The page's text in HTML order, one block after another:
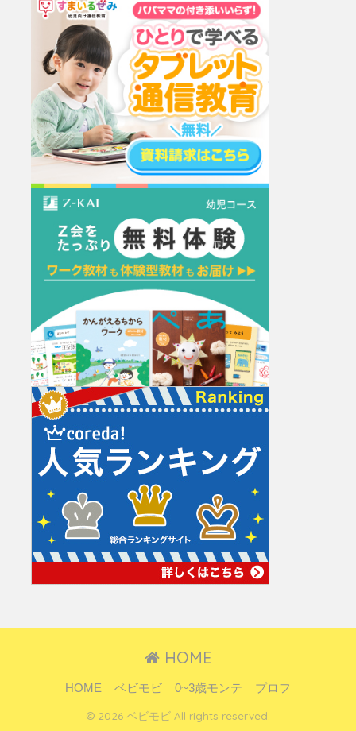
HOME
HOME ベビモビ 0~3歳モンテ プロフ
© 2026 ベビモビ All rights reserved.